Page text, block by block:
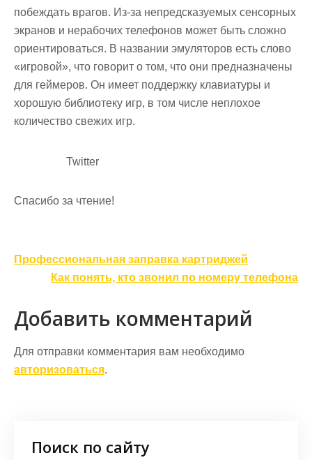
побеждать врагов. Из-за непредсказуемых сенсорных
экранов и нерабочих телефонов может быть сложно
ориентироваться. В названии эмуляторов есть слово
«игровой», что говорит о том, что они предназначены
для геймеров. Он имеет поддержку клавиатуры и
хорошую библиотеку игр, в том числе неплохое
количество свежих игр.
Twitter
Спасибо за чтение!
Навигация
Профессиональная заправка картриджей
Как понять, кто звонил по номеру телефона
Добавить комментарий
Для отправки комментария вам необходимо
авторизоваться.
Поиск по сайту